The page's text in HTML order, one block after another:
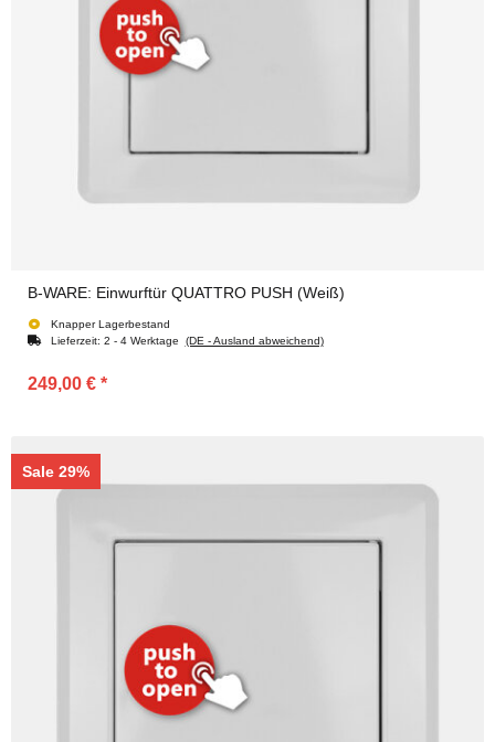
B-WARE: Einwurftür QUATTRO PUSH (Weiß)
Knapper Lagerbestand
Lieferzeit: 2 - 4 Werktage (DE - Ausland abweichend)
249,00 € *
Sale 29%